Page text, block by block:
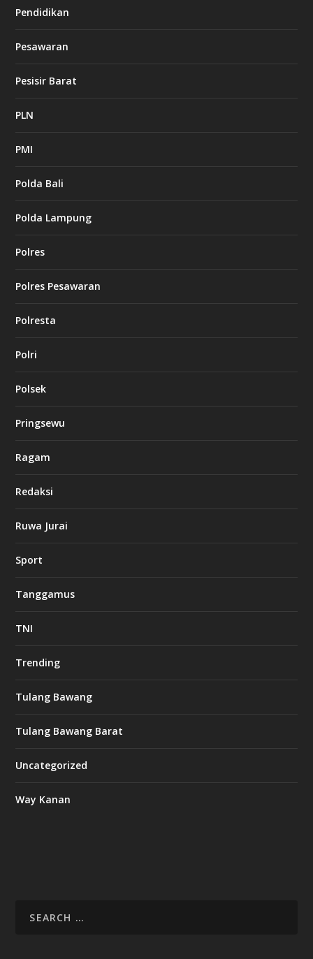
Pendidikan
Pesawaran
Pesisir Barat
PLN
PMI
Polda Bali
Polda Lampung
Polres
Polres Pesawaran
Polresta
Polri
Polsek
Pringsewu
Ragam
Redaksi
Ruwa Jurai
Sport
Tanggamus
TNI
Trending
Tulang Bawang
Tulang Bawang Barat
Uncategorized
Way Kanan